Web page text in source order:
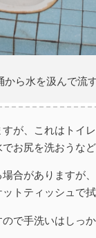
ら水を汲んで流
が、これはトイ
お尻を洗おうな
合がありますが
トティッシュで拭
で手洗いはしっか